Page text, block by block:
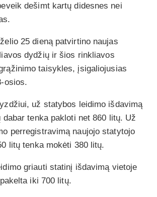
dešimt kartų didesnes nei
25 dieną patvirtino naujas
dydžių ir šios rinkliavos
taisykles, įsigaliojusias
osios.
už statybos leidimo išdavimą
dabar tenka pakloti net 860 litų. Už
perregistravimą naujojo statytojo
litų tenka mokėti 380 litų.
griauti statinį išdavimą vietoje
iki 700 litų.